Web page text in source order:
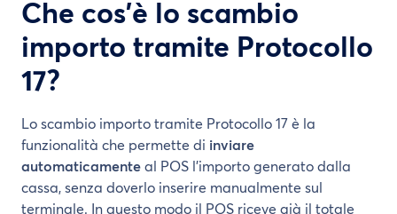
Che cos’è lo scambio
importo tramite Protocollo
17?
Lo scambio importo tramite Protocollo 17 è la
funzionalità che permette di inviare
automaticamente al POS l’importo generato dalla
cassa, senza doverlo inserire manualmente sul
terminale. In questo modo il POS riceve già il totale